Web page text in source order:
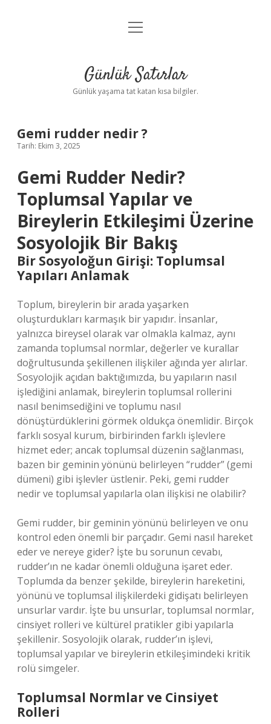
Anasayfa
Yasal Uyarı
menüyü
Günlük Satırlar
Günlük yaşama tat katan kısa bilgiler.
Gemi rudder nedir ?
Tarih: Ekim 3, 2025
Gemi Rudder Nedir?
Toplumsal Yapılar ve
Bireylerin Etkileşimi Üzerine
Sosyolojik Bir Bakış
Bir Sosyoloğun Girişi: Toplumsal
Yapıları Anlamak
Toplum, bireylerin bir arada yaşarken
oluşturdukları karmaşık bir yapıdır. İnsanlar,
yalnızca bireysel olarak var olmakla kalmaz, aynı
zamanda toplumsal normlar, değerler ve kurallar
doğrultusunda şekillenen ilişkiler ağında yer alırlar.
Sosyolojik açıdan baktığımızda, bu yapıların nasıl
işlediğini anlamak, bireylerin toplumsal rollerini
nasıl benimsediğini ve toplumu nasıl
dönüştürdüklerini görmek oldukça önemlidir. Birçok
farklı sosyal kurum, birbirinden farklı işlevlere
hizmet eder; ancak toplumsal düzenin sağlanması,
bazen bir geminin yönünü belirleyen “rudder” (gemi
dümeni) gibi işlevler üstlenir. Peki, gemi rudder
nedir ve toplumsal yapılarla olan ilişkisi ne olabilir?
Gemi rudder, bir geminin yönünü belirleyen ve onu
kontrol eden önemli bir parçadır. Gemi nasıl hareket
eder ve nereye gider? İşte bu sorunun cevabı,
rudder’ın ne kadar önemli olduğuna işaret eder.
Toplumda da benzer şekilde, bireylerin hareketini,
yönünü ve toplumsal ilişkilerdeki gidişatı belirleyen
unsurlar vardır. İşte bu unsurlar, toplumsal normlar,
cinsiyet rolleri ve kültürel pratikler gibi yapılarla
şekillenir. Sosyolojik olarak, rudder’ın işlevi,
toplumsal yapılar ve bireylerin etkileşimindeki kritik
rolü simgeler.
Toplumsal Normlar ve Cinsiyet
Rolleri